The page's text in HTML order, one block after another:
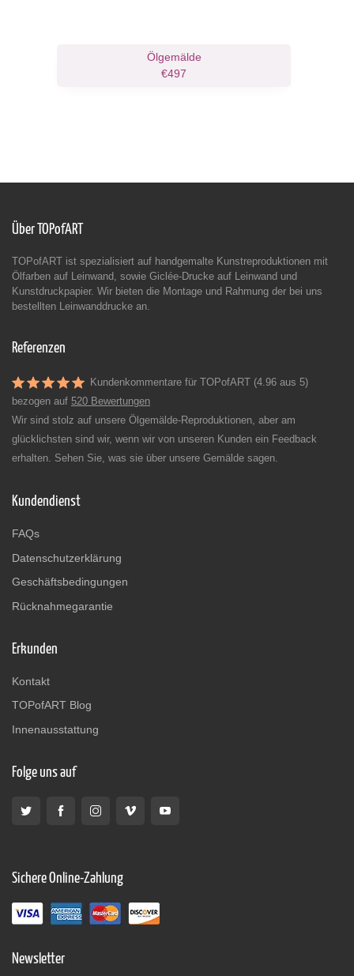
Ölgemälde
€497
Über TOPofART
TOPofART ist spezialisiert auf handgemalte Kunstreproduktionen mit
Ölfarben auf Leinwand, sowie Giclée-Drucke auf Leinwand und
Kunstdruckpapier. Wir bieten die Montage und Rahmung der bei uns
bestellten Leinwanddrucke an.
Referenzen
Kundenkommentare für TOPofART (4.96 aus 5)
bezogen auf 520 Bewertungen
Wir sind stolz auf unsere Ölgemälde-Reproduktionen, aber am
glücklichsten sind wir, wenn wir von unseren Kunden ein Feedback
erhalten. Sehen Sie, was sie über unsere Gemälde sagen.
Kundendienst
FAQs
Datenschutzerklärung
Geschäftsbedingungen
Rücknahmegarantie
Erkunden
Kontakt
TOPofART Blog
Innenausstattung
Folge uns auf
Sichere Online-Zahlung
Newsletter